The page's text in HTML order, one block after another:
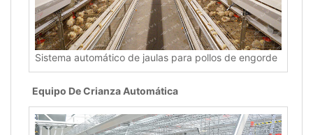
Sistema automático de jaulas para pollos de engorde
Equipo De Crianza Automática